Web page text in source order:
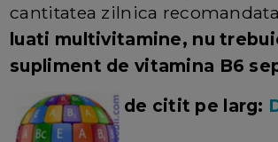
cantitatea zilnica
luati multivitamine, nu
supliment de vitamina B6
de citit pe larg: